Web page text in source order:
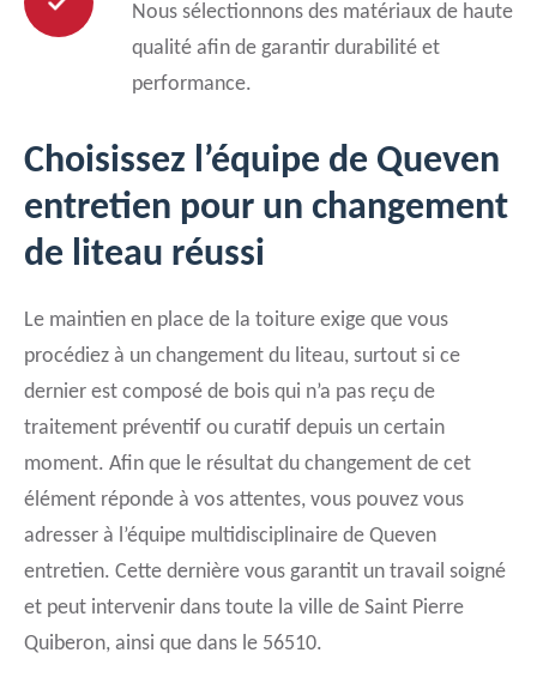
Nous sélectionnons des matériaux de haute
qualité afin de garantir durabilité et
performance.
Choisissez l’équipe de Queven
entretien pour un changement
de liteau réussi
Le maintien en place de la toiture exige que vous
procédiez à un changement du liteau, surtout si ce
dernier est composé de bois qui n’a pas reçu de
traitement préventif ou curatif depuis un certain
moment. Afin que le résultat du changement de cet
élément réponde à vos attentes, vous pouvez vous
adresser à l’équipe multidisciplinaire de Queven
entretien. Cette dernière vous garantit un travail soigné
et peut intervenir dans toute la ville de Saint Pierre
Quiberon, ainsi que dans le 56510.